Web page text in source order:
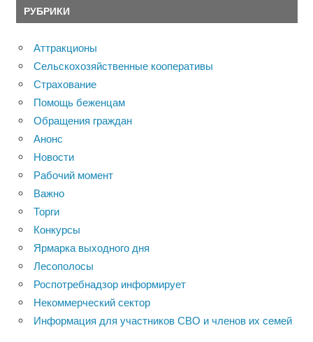
РУБРИКИ
Аттракционы
Сельскохозяйственные кооперативы
Страхование
Помощь беженцам
Обращения граждан
Анонс
Новости
Рабочий момент
Важно
Торги
Конкурсы
Ярмарка выходного дня
Лесополосы
Роспотребнадзор информирует
Некоммерческий сектор
Информация для участников СВО и членов их семей